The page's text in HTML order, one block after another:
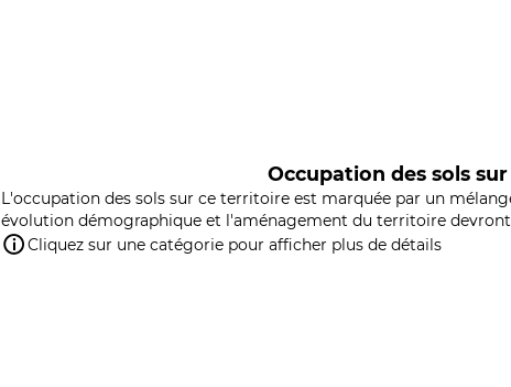
Occupation des sols
L'occupation des sols sur ce territoire est marquée par un
évolution démographique et l'aménagement du territoire
Cliquez sur une catégorie pour afficher plus de détails